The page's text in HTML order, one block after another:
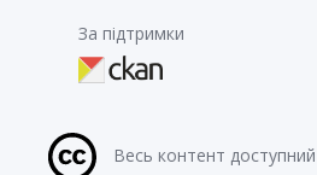
За підтримки
Весь контент доступний